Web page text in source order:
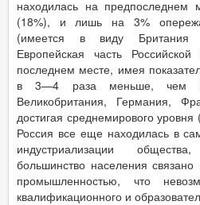
находилась на предпоследнем
(18%), и лишь на 3%
(имеется в виду Британия
Европейская часть
последнем месте, имея
в 3—4 раза меньше, чем
Великобритания, Германия,
достигая среднемирового
Россия все еще находилась в
индустриализации
большинство населения
промышленностью, что
квалификационного и